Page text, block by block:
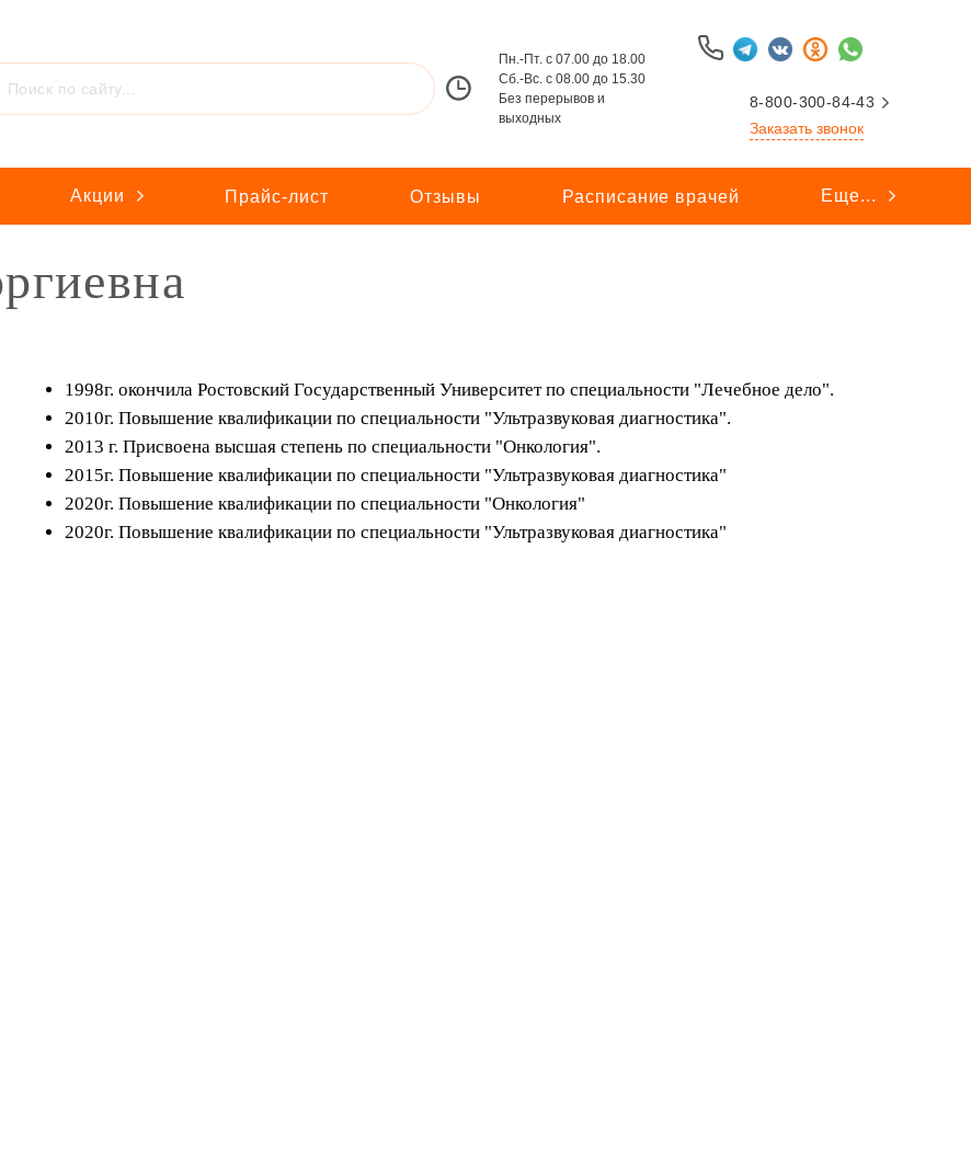
Пн.-Пт. с 07.00 до 18.00
Сб.-Вс. с 08.00 до 15.30
Без перерывов и
выходных
8-800-300-84-43
Заказать звонок
Акции Прайс-лист Отзывы Расписание врачей Еще...
1998г. окончила Ростовский Государственный Университет по специальности "Лечебное дело".
2010г. Повышение квалификации по специальности "Ультразвуковая диагностика".
2013 г. Присвоена высшая степень по специальности "Онкология".
2015г. Повышение квалификации по специальности "Ультразвуковая диагностика"
2020г. Повышение квалификации по специальности "Онкология"
2020г. Повышение квалификации по специальности "Ультразвуковая диагностика"